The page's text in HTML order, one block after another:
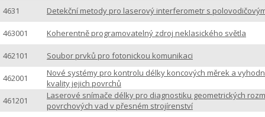
4631
Detekční metody pro laserový interferometr s
463001 Koherentně programovatelný zdroj neklasického světla
462101 Soubor prvků pro fotonickou komunikaci
462001
Nové systémy pro kontrolu délky koncových měrek a
kvality jejich povrchů
461201
Laserové snímače délky pro diagnostiku geometrických
povrchových vad v přesném strojírenství